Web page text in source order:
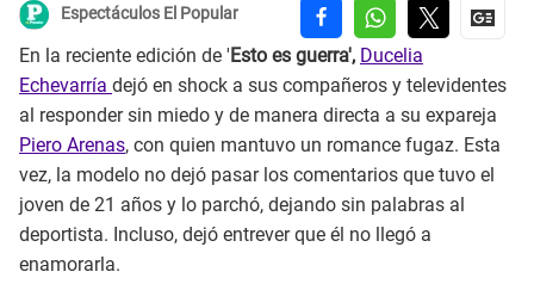
Espectáculos El Popular
En la reciente edición de ' Esto es guerra', Ducelia
Echevarría dejó en shock a sus compañeros y televidentes
al responder sin miedo y de manera directa a su expareja
Piero Arenas, con quien mantuvo un romance fugaz. Esta
vez, la modelo no dejó pasar los comentarios que tuvo el
joven de 21 años y lo parchó, dejando sin palabras al
deportista. Incluso, dejó entrever que él no llegó a
enamorarla.